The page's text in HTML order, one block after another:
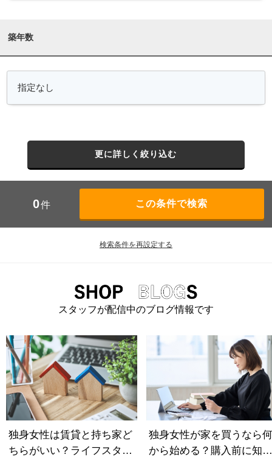
築年数
更に詳しく絞り込む
0件
検索条件を再設定する
スタッフが配信中のブログ情報です